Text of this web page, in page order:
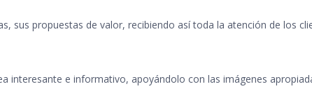
propuestas de valor, recibiendo así toda la atención de los
interesante e informativo, apoyándolo con las imágenes